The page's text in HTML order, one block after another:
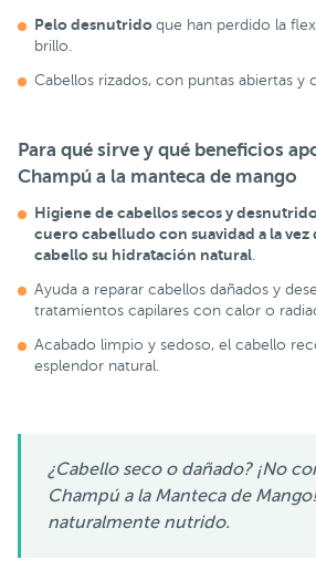
Pelo desnutrido que han perdido la
brillo.
Cabellos rizados, con puntas abiertas y
Para qué sirve y qué beneficios
Champú a la manteca de mango
Higiene de cabellos secos y
cuero cabelludo con suavidad a la vez
cabello su hidratación natural
Ayuda a reparar cabellos dañados y
tratamientos capilares con calor o
Acabado limpio y sedoso, el cabello
esplendor natural.
¿Cabello seco o dañado? ¡No
Champú a la Manteca de
naturalmente nutrido.